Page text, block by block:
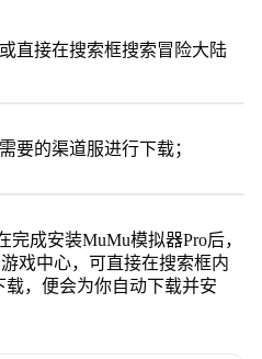
直接在搜索框搜索冒险大陆
要的渠道服进行下载；
完成安装MuMu模拟器Pro后，
戏中心，可直接在搜索框内
载，便会为你自动下载并安